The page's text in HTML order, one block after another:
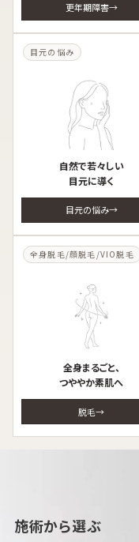
更年期障害
目元の悩み
自然で若々しい
目元に導く
目元の悩み
全身脱毛/顔脱毛/VIO脱毛
全身まるごと、
つややか素肌へ
脱毛
施術から選ぶ